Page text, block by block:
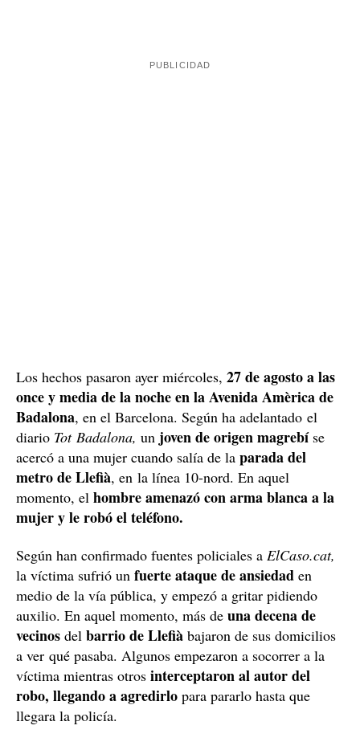
Los hechos pasaron ayer miércoles, 27 de agosto a las
once y media de la noche en la Avenida Amèrica de
Badalona, en el Barcelona. Según ha adelantado el
diario Tot Badalona, un joven de origen magrebíse
acercó a una mujer cuando salía de la parada del
metro de Llefià, en la línea 10-nord. En aquel
momento, el hombre amenazó con arma blanca a la
mujer y le robó el teléfono.